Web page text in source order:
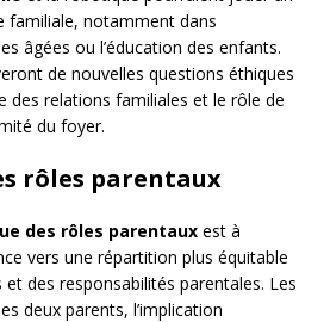
familiale, notamment dans
âgées ou l’éducation des enfants.
de nouvelles questions éthiques
des relations familiales et le rôle de
du foyer.
rôles parentaux
des rôles parentaux est à
vers une répartition plus équitable
des responsabilités parentales. Les
deux parents, l’implication